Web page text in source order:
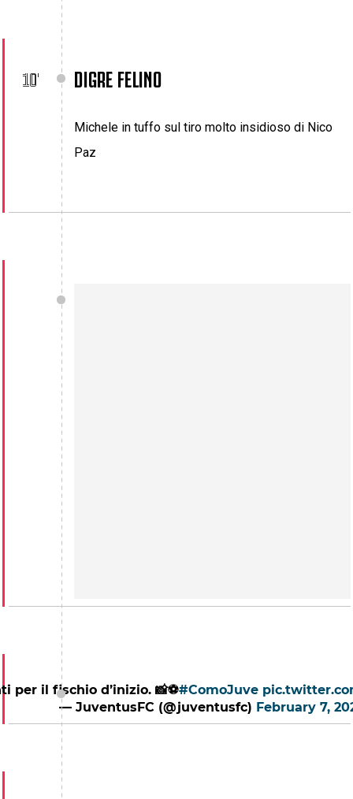
10' DIGRE FELINO
Michele in tuffo sul tiro molto insidioso di Nico
Paz
per il fischio d’inizio. 📸⚽️#ComoJuve
— JuventusFC (@juventusfc) February 7,